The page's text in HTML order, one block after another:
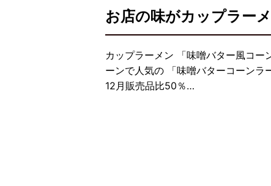
お店の味がカップラー
カップラーメン 「味噌バター風コー
ーンで人気の 「味噌バターコーン
12月販売品比50％…